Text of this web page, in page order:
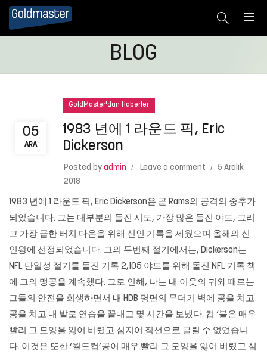
BLOG
05
ARA
GoldMaster'dan Haberler
1983 년에 1 라운드 픽, Eric
Dickerson
Posted by admin Leave a comment
5 Aralık
2018
1983 년에 1 라운드 픽, Eric Dickerson은 곧 Rams의 공격의 중추가
되었습니다. 그는 대부분의 돌진 시도, 가장 많은 돌진 야드, 그리
고 가장 급한 터치 다운을 위해 신인 기록을 세웠으며 올해의 신
인왕에 선정되었습니다. 그의 두번째 절기에서는, Dickerson는
NFL 단일성 절기를 돌진 기록 2,105 야드를 위해 돌진 NFL 기록 책
에 그의 맹공을 계속했다. 그로 인해, 나는 내 이웃의 귀와 때로는
그들의 안전을 희생하면서 내 HDB 평면의 무더기 벽에 공을 치고
공을 치고 내 발로 연습을 끝내고 몇 시간을 보냈다. 컵 ‘볼은 매우
빨리 그 모양을 잃어 버렸고 심지어 직선으로 굴릴 수 없었습니
다. 이것은 또한 ‘월드컵’공이 매우 빨리 그 모양을 잃어 버렸고 심